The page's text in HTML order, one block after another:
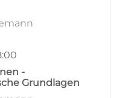
-
Grundlagen